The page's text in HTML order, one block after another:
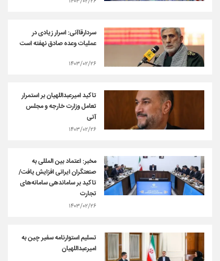
سردارقاآنی: اسرار زیادی در
عملیات وعده صادق نهفته است
۱۴۰۳/۰۲/۲۶
تاکید امیرعبداللهیان بر استمرار
تعامل وزارت خارجه و مجلس
آتی
۱۴۰۳/۰۲/۲۶
مخبر: اعتماد بین المللی به
صنعتگران ایرانی افزایش یافت/
تاکید بر ساماندهی سامانه‌های
تجارت
۱۴۰۳/۰۲/۲۶
تسلیم استوارنامه سفیر چین به
امیرعبداللهیان